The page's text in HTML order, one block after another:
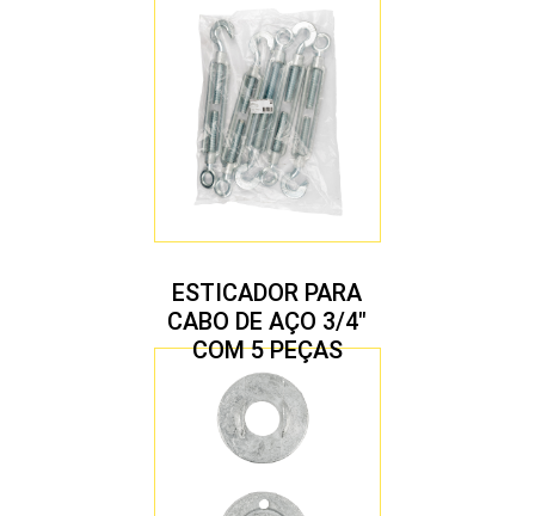
ESTICADOR PARA
CABO DE AÇO 3/4″
COM 5 PEÇAS